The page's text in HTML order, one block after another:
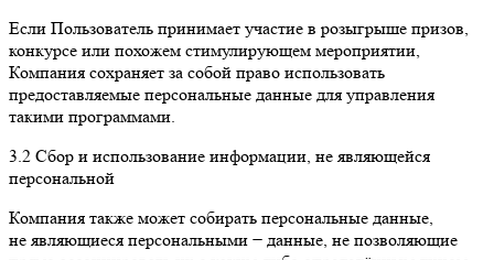
Если Пользователь принимает участие в розыгрыше призов,
конкурсе или похожем стимулирующем мероприятии,
Компания сохраняет за собой право использовать
предоставляемые персональные данные для управления
такими программами.
3.2 Сбор и использование информации, не являющейся
персональной
Компания также может собирать персональные данные,
не являющиеся персональными − данные, не позволяющие